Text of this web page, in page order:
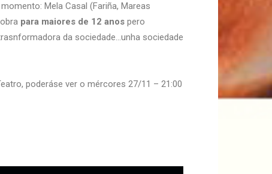
Mela Casal (Fariña, Mareas
para maiores de 12 anos pero
da sociedade…unha sociedade
poderáse ver o mércores 27/11 – 21:00